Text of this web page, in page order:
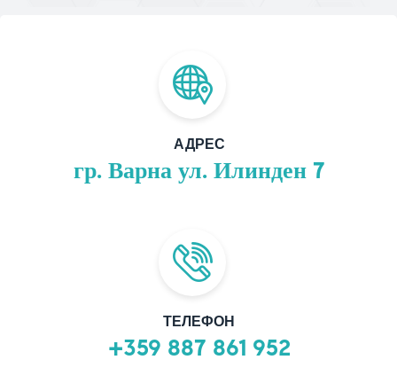
АДРЕС
гр. Варна ул. Илинден 7
ТЕЛЕФОН
+359 887 861 952